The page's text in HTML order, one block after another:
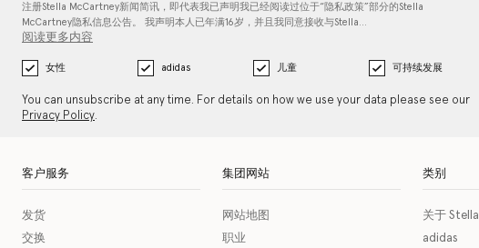
注册Stella McCartney新闻简讯，即代表我已声明我已经阅读过位于“隐私政策”部分的Stella
McCartney隐私信息公告。 我声明本人已年满16岁，并且我同意接收与Stella…
阅读更多内容
女性 adidas 儿童 可持续发展
You can unsubscribe at any time. For details on how we use your data please see our
Privacy Policy.
客户服务
发货
交换
集团网站
网站地图
职业
类别
关于 Stella
adidas